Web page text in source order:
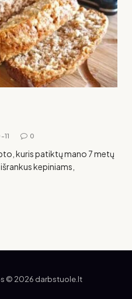
0
kuris patiktų mano 7 metų
kepiniams,
© 2026 darbstuole.lt